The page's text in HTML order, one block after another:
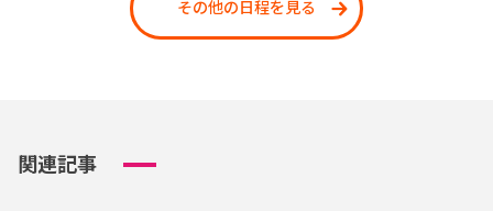
その他の日程を見る
関連記事